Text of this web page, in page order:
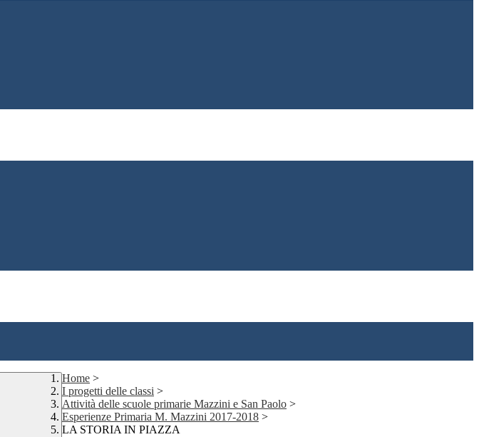
Home >
I progetti delle classi >
Attività delle scuole primarie Mazzini e San Paolo >
Esperienze Primaria M. Mazzini 2017-2018 >
LA STORIA IN PIAZZA